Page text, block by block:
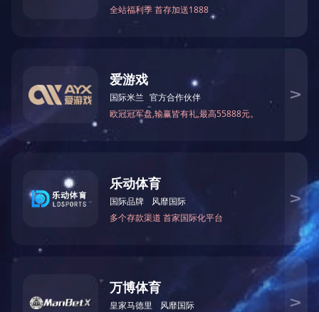
PUBLIC WELFARE CONCEPT
"平等"、"互助"、"友爱"、"共享"是我们的公益行动指引，社会
公益是我们最高的美德，也是我们的信念和经营理想。秉承
着"和谐"的公益理念，我们成立了"开云集团中国有限公司官网
义工服务队"，将理念转化为实际行动， 关心、帮扶有困难的
人，互助互爱，共建和谐社会。
爱心帮扶，关爱共融！